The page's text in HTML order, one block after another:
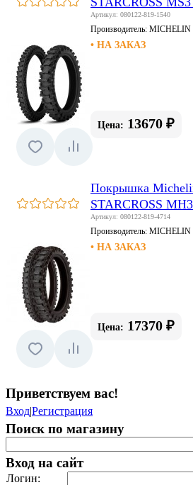
Артикул: 080122-819-1540
Производитель: MICHELIN
• НА ЗАКАЗ
Цена: 13670 ₽
Покрышка
STARCROSS
Артикул: 080122-819-4714
Производитель: MICHELIN
• НА ЗАКАЗ
Цена: 17370 ₽
Приветствуем вас!
Вход|Регистрация
Поиск по магазину
Вход на сайт
Логин: